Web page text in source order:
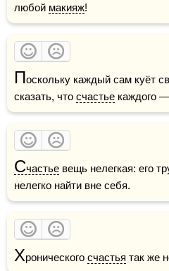
любой макияж!
Поскольку каждый сам куёт
сказать, что счастье каждого
Счастье вещь нелегкая: его
нелегко найти вне себя.
Хронического счастья так же